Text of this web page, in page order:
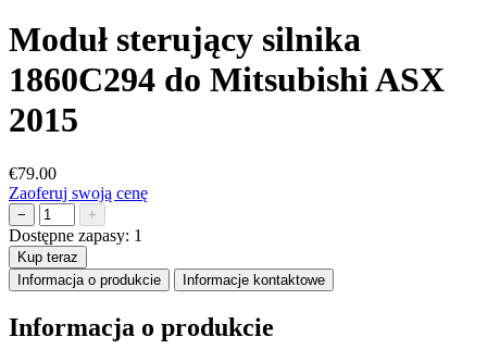
Moduł sterujący silnika
1860C294 do Mitsubishi ASX
2015
€79.00
Zaoferuj swoją cenę
− +
Dostępne zapasy: 1
Kup teraz
Informacja o produkcie
Informacje kontaktowe
Informacja o produkcie